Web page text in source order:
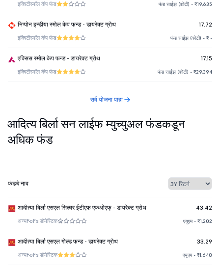
इक्विटीस्मॉल कॅप फंड फंड साईझ (कोटी) - ₹19,635
निप्पोन इन्डीया स्मोल केप फन्ड - डायरेक्ट ग्रोथ 17.72
इक्विटीस्मॉल कॅप फंड फंड साईझ (कोटी) - ₹ -
एक्सिस स्मोल केप फन्ड - डायरेक्ट ग्रोथ 17.15
इक्विटीस्मॉल कॅप फंड फंड साईझ (कोटी) - ₹29,394
सर्व योजना पाहा
आदित्य बिर्ला सन लाईफ म्युच्युअल फंडकडून
अधिक फंड
फंडचे नाव
आदीत्या बिर्ला एसएल सिल्वर ईटीएफ एफओएफ् - डायरेक्ट ग्रोथ 43.42
अन्यFoFs डोमेस्टिक एयूएम - ₹1,202
आदीत्या बिर्ला एसएल गोल्ड फन्ड - डायरेक्ट ग्रोथ 33.29
अन्यFoFs डोमेस्टिक एयूएम - ₹1,648